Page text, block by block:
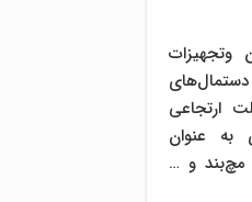
وتجهیزات
ارتجاعی
به عنوان
مچ‌بند و …